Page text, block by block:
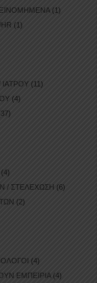
(1)
(1)
(11)
(4)
(4)
/ ΣΤΕΛΕΧΩΣΗ (6)
(2)
(4)
ΕΜΠΕΙΡΙΑ (4)